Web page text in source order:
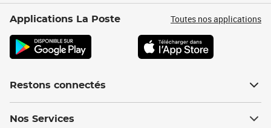
Applications La Poste Toutes nos applications
Restons connectés
Nos Services